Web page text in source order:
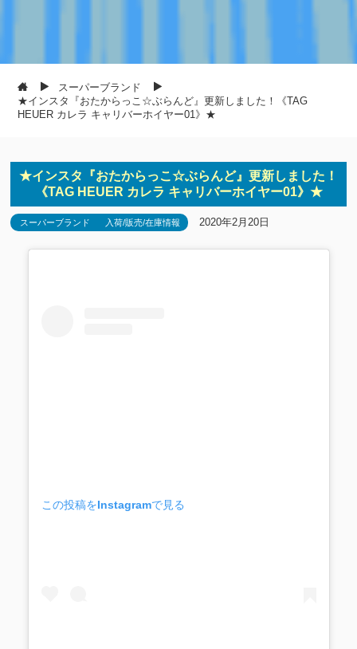
スーパーブランド
★インスタ『おたからっこ☆ぶらんど』更新しました！《TAG
HEUER カレラ キャリバーホイヤー01》★
★インスタ『おたからっこ☆ぶらんど』更新しました！
《TAG HEUER カレラ キャリバーホイヤー01》★
スーパーブランド 入荷/販売/在庫情報 2020年2月20日
この投稿をInstagramで見る